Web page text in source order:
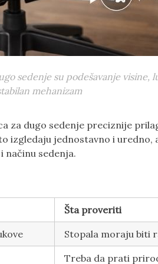
sedenje su podešavanje visine,
mehanizam
za dugo sedenje preciznije
izgledaju jednostavno i uredno,
načinu sedenja.
Šta proveriti
Stopala moraju biti
Treba da prati